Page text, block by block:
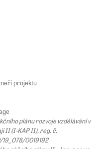
plánu rozvoje vzdělávání v
II (I-KAP II), reg. č.
0019192